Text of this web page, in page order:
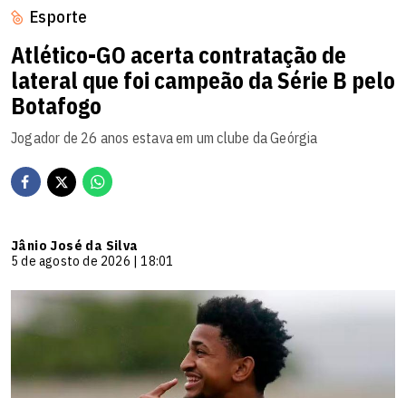
Esporte
Atlético-GO acerta contratação de
lateral que foi campeão da Série B pelo
Botafogo
Jogador de 26 anos estava em um clube da Geórgia
Jânio José da Silva
5 de agosto de 2026 | 18:01